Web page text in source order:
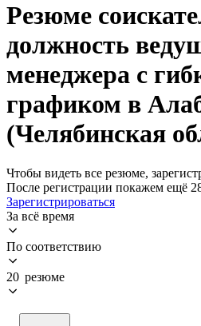
Резюме
должность
менеджера с
графиком в
(Челябинская
Чтобы видеть все резюме,
После регистрации покажем ещё
Зарегистрироваться
За всё время
По соответствию
20 резюме